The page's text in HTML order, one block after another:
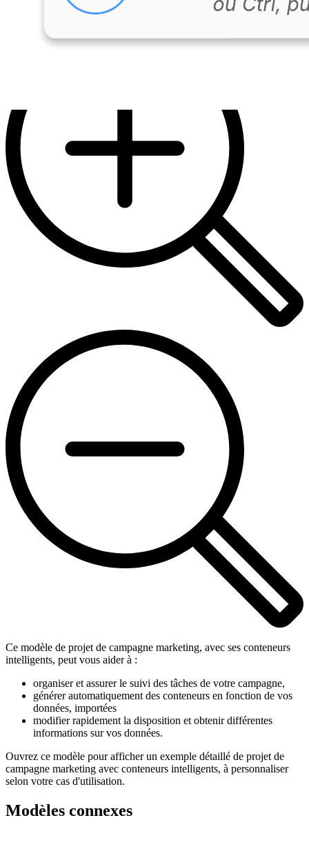
Ce modèle de projet de campagne marketing, avec ses conteneurs
intelligents, peut vous aider à :
organiser et assurer le suivi des tâches de votre campagne,
générer automatiquement des conteneurs en fonction de vos
données, importées
modifier rapidement la disposition et obtenir différentes
informations sur vos données.
Ouvrez ce modèle pour afficher un exemple détaillé de projet de
campagne marketing avec conteneurs intelligents, à personnaliser
selon votre cas d'utilisation.
Modèles connexes